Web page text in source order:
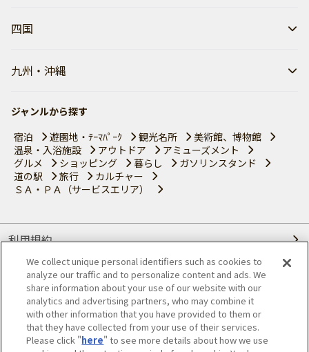
四国
九州・沖縄
ジャンルから探す
宿泊
遊園地・ﾃｰﾏﾊﾟｰｸ 観光名所
美術館、博物館
温泉・入浴施設
アウトドア
アミューズメント
グルメ
ショッピング 暮らし
ガソリンスタンド
道の駅
旅行
カルチャー
ＳＡ・ＰＡ（サービスエリア）
利用規約
個人情報の取り扱いについて
会員優待サービスの提携をご検討の方へ
JAFホームページ
We collect unique personal identifiers such as cookies to
analyze our traffic and to personalize content and ads. We
share information about your use of our website with our
analytics and advertising partners, who may combine it
with other information that you have provided to them or
that they have collected from your use of their services.
Please click "here" to see more details about how we use